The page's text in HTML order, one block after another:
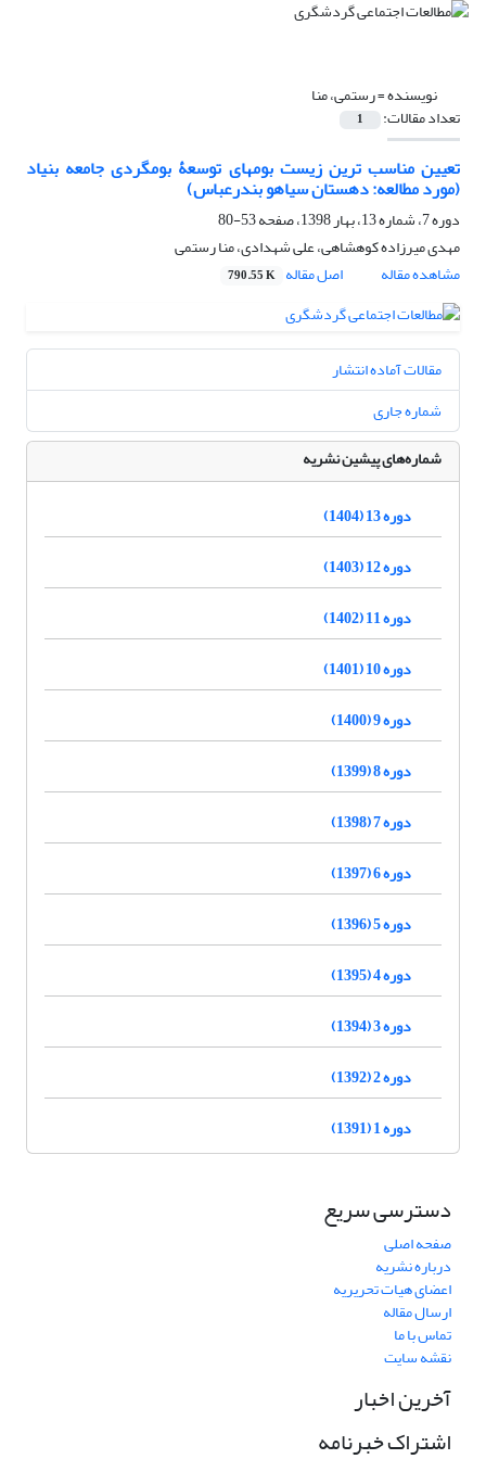
نویسنده =رستمی، منا
تعداد مقالات: 1
تعیین مناسب‏ ترین زیست ‏بوم‏های توسعۀ بوم‏گردی جامعه بنیاد
(مورد مطالعه: دهستان سیاهو بندرعباس)
دوره 7، شماره 13، بهار 1398، صفحه
53-80
مهدی میرزاده کوهشاهی، علی شهدادی، منا رستمی
مشاهده مقاله
اصل مقاله 790.55 K
مقالات آماده انتشار
شماره جاری
شماره‌های پیشین نشریه
دوره 13 (1404)
دوره 12 (1403)
دوره 11 (1402)
دوره 10 (1401)
دوره 9 (1400)
دوره 8 (1399)
دوره 7 (1398)
دوره 6 (1397)
دوره 5 (1396)
دوره 4 (1395)
دوره 3 (1394)
دوره 2 (1392)
دوره 1 (1391)
دسترسی سریع
صفحه اصلی
درباره نشریه
اعضای هیات تحریریه
ارسال مقاله
تماس با ما
نقشه سایت
آخرین اخبار
اشتراک خبرنامه